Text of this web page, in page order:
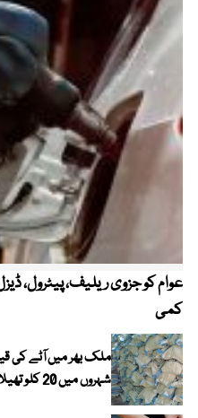
عوام کو جزوی ریلیف، پیٹرول،
کمی
ملک بھر میں آٹے کی
شہروں میں 20 کلو تھیلا 100 روپے تک مہنگا